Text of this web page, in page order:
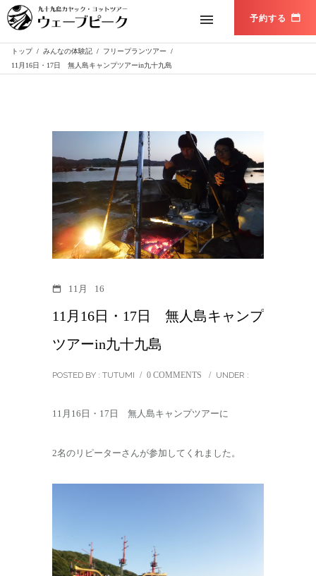
トップ / みんなの体験記 / フリープランツアー
/
11月16日・17日 無人島キャンプツアーin九十九島
11月 16
11月16日・17日 無人島キャンプ
ツアーin九十九島
POSTED BY : TUTUMI / 0 COMMENTS / UNDER :
11月16日・17日 無人島キャンプツアーに
2名のリピーターさんが参加してくれました。